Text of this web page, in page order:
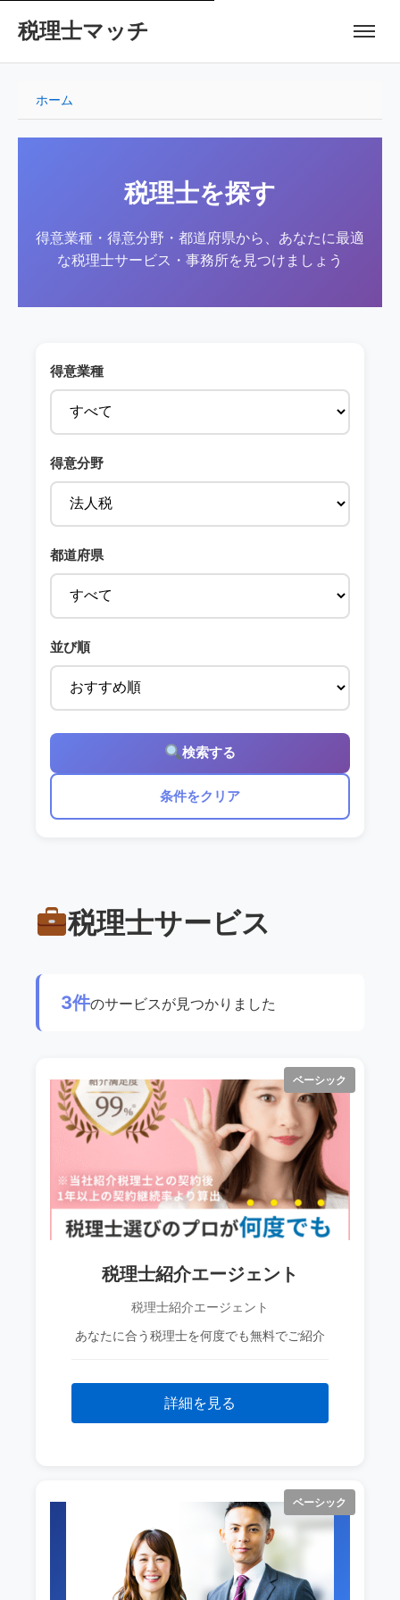
税理士マッチ
ホーム
税理士を探す
得意業種・得意分野・都道府県から、あなたに最適
な税理士サービス・事務所を見つけましょう
得意業種
得意分野
都道府県
並び順
検索する
条件をクリア
税理士サービス
3件のサービスが見つかりました
ベーシック
税理士紹介エージェント
税理士紹介エージェント
あなたに合う税理士を何度でも無料でご紹介
詳細を見る
ベーシック